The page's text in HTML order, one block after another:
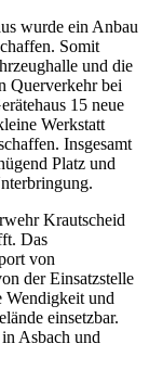
wurde ein Anbau
Somit
und die
Querverkehr bei
15 neue
Werkstatt
Insgesamt
Platz und
Krautscheid
Das
von
der Einsatzstelle
Wendigkeit und
einsetzbar.
Asbach und